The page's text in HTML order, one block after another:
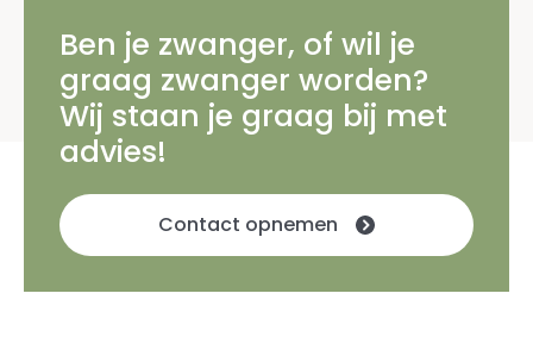
Ben je zwanger, of wil je
graag zwanger worden?
Wij staan je graag bij met
advies!
Contact opnemen